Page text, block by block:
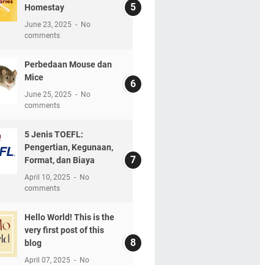
Homestay
June 23, 2025
No
comments
Perbedaan Mouse dan
Mice
June 25, 2025
No
comments
5 Jenis TOEFL:
Pengertian, Kegunaan,
Format, dan Biaya
April 10, 2025
No
comments
Hello World! This is the
very first post of this
blog
April 07, 2025
No